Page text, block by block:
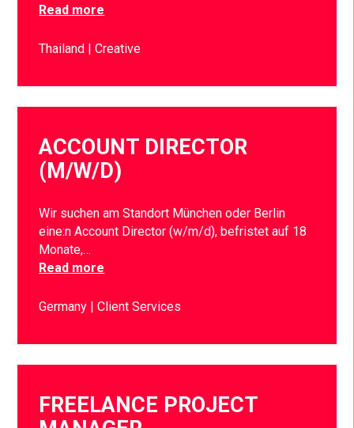
Read more
Thailand Creative
ACCOUNT DIRECTOR
(M/W/D)
Wir suchen am Standort München oder Berlin
eine:n Account Director (w/m/d), befristet auf 18
Monate,…
Read more
Germany Client Services
FREELANCE PROJECT